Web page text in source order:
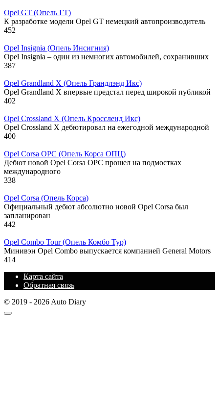
Opel GT (Опель ГТ)
К разработке модели Opel GT немецкий автопроизводитель
452
Opel Insignia (Опель Инсигния)
Opel Insignia – один из немногих автомобилей, сохранивших
387
Opel Grandland X (Опель Грандлэнд Икс)
Opel Grandland X впервые предстал перед широкой публикой
402
Opel Crossland X (Опель Кроссленд Икс)
Opel Crossland X дебютировал на ежегодной международной
400
Opel Corsa OPC (Опель Корса ОПЦ)
Дебют новой Opel Corsa OPC прошел на подмостках
международного
338
Opel Corsa (Опель Корса)
Официальный дебют абсолютно новой Opel Corsa был
запланирован
442
Opel Combo Tour (Опель Комбо Тур)
Минивэн Opel Combo выпускается компанией General Motors
414
Карта сайта
Обратная связь
© 2019 - 2026 Auto Diary